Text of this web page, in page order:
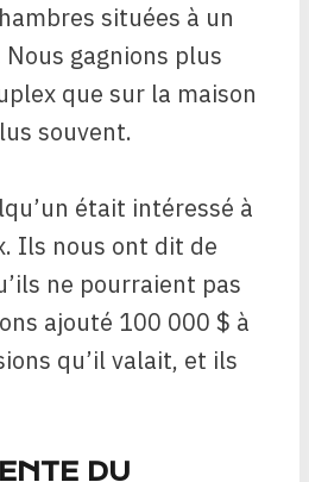
situées à un
gagnions plus
que sur la maison
souvent.
était intéressé à
Ils nous ont dit de
ne pourraient pas
ajouté 100 000 $ à
qu’il valait, et ils
DU